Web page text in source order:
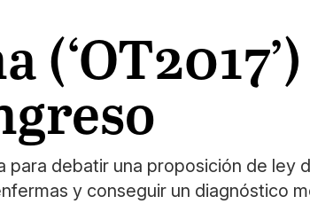
debatir una proposición de ley
y conseguir un diagnóstico